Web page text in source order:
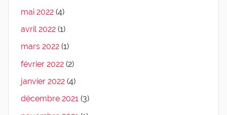
mai 2022 (4)
avril 2022 (1)
mars 2022 (1)
février 2022 (2)
janvier 2022 (4)
décembre 2021 (3)